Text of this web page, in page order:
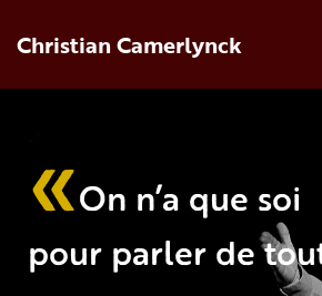
Christian Camerlynck
«On n’a que soi
pour parler de